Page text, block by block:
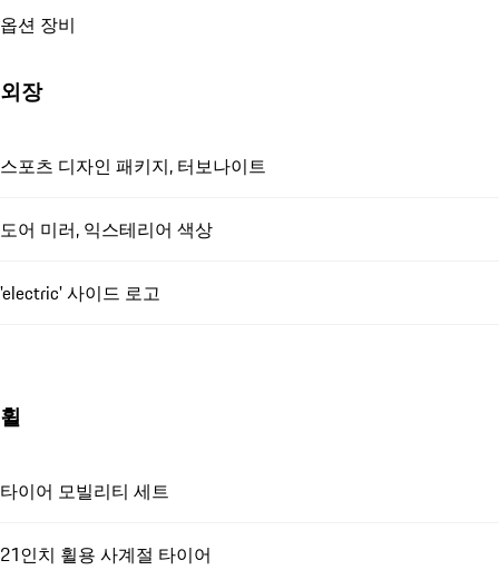
옵션 장비
외장
스포츠 디자인 패키지, 터보나이트
도어 미러, 익스테리어 색상
'electric' 사이드 로고
휠
타이어 모빌리티 세트
21인치 휠용 사계절 타이어